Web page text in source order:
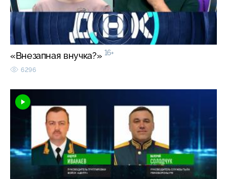
«Внезапная внучка?» 16+
6296